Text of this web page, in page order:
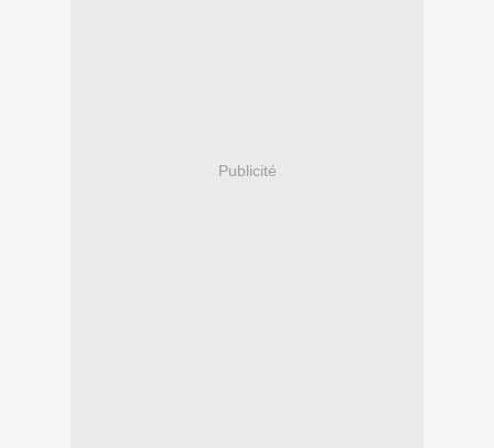
Publicité